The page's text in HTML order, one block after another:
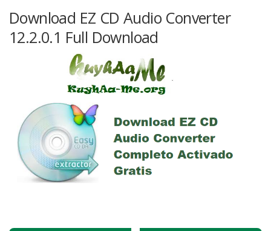
OTHER PAGES
Download EZ CD Audio Converter
12.2.0.1 Full Download